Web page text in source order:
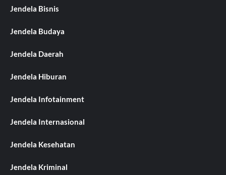
Jendela Bisnis
Jendela Budaya
Jendela Daerah
Jendela Hiburan
Jendela Infotainment
Jendela Internasional
Jendela Kesehatan
Jendela Kriminal